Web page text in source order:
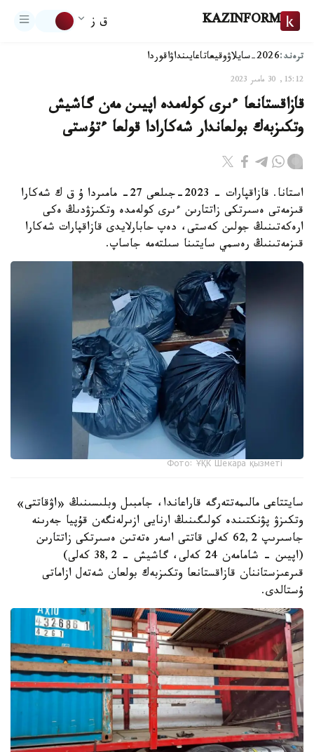
KAZINFORM ق ز
ترەند:2026-سايلاۋ وقيعاتاعايىنداۋاقوردا
15:12, 30 مامىر 2023
قازاقستانعا ءىرى كولەمدە اپيىن مەن گاشيش
وتكىزبەك بولعاندار شەكارادا قولعا ءتۇستى
استانا. قازاقپارات - 2023-جىلعى 27- مامىردا ۇ ق ك شەكارا
قىزمەتى ەسىرتكى زاتتارىن ءىرى كولەمدە وتكىزۋدىڭ ەكى
ارەكەتىنىڭ جولىن كەستى، دەپ حابارلايدى قازاقپارات شەكارا
قىزمەتىنىڭ رەسمي سايتىنا سىلتەمە جاساپ.
Фото: ҰҚК Шекара қызметі
سايتتاعى مالىمەتتەرگە قاراعاندا، جامبىل وبلىسىنىڭ «اۋقاتتى»
وتكىزۋ پۋنكتىندە كولىگىنىڭ ارنايى ازىرلەنگەن قۇپيا جەرىنە
جاسىرىپ 62,2 كەلى قاتتى اسەر ەتەتىن ەسىرتكى زاتتارىن
(اپيىن - شامامەن 24 كەلى، گاشيش - 38,2 كەلى)
قىرعىزستاننان قازاقستانعا وتكىزبەك بولعان شەتەل ازاماتى
ۇستالدى.